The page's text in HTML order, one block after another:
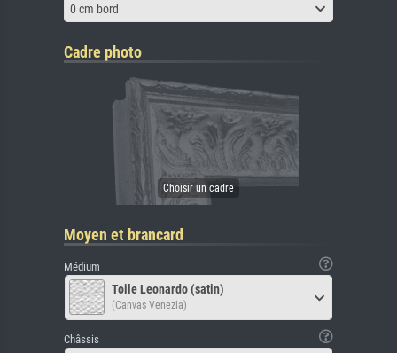
0 cm bord
Cadre photo
Moyen et brancard
Médium
Toile Leonardo (satin)
(Canvas Venezia)
Châssis